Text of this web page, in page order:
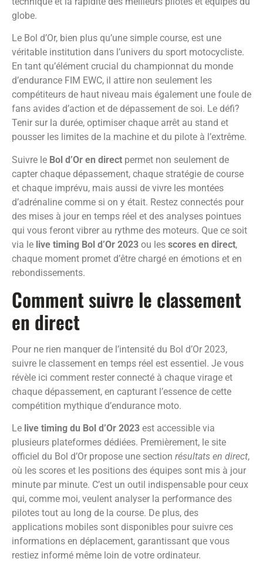
globe.
Le Bol d’Or, bien plus qu’une simple course, est une
véritable institution dans l’univers du sport motocycliste.
En tant qu’élément crucial du championnat du monde
d’endurance FIM EWC, il attire non seulement les
compétiteurs de haut niveau mais également une foule de
fans avides d’action et de dépassement de soi. Le défi?
Tenir sur la durée, optimiser chaque arrêt au stand et
pousser les limites de la machine et du pilote à l’extrême.
Suivre le Bol d’Or en direct permet non seulement de
capter chaque dépassement, chaque stratégie de course
et chaque imprévu, mais aussi de vivre les montées
d’adrénaline comme si on y était. Restez connectés pour
des mises à jour en temps réel et des analyses pointues
qui vous feront vibrer au rythme des moteurs. Que ce soit
via le live timing Bol d’Or 2023 ou les scores en direct,
chaque moment promet d’être chargé en émotions et en
rebondissements.
Comment suivre le classement
en direct
Pour ne rien manquer de l’intensité du Bol d’Or 2023,
suivre le classement en temps réel est essentiel. Je vous
révèle ici comment rester connecté à chaque virage et
chaque dépassement, en capturant l’essence de cette
compétition mythique d’endurance moto.
Le live timing du Bol d’Or 2023 est accessible via
plusieurs plateformes dédiées. Premièrement, le site
officiel du Bol d’Or propose une section résultats en direct,
où les scores et les positions des équipes sont mis à jour
minute par minute. C’est un outil indispensable pour ceux
qui, comme moi, veulent analyser la performance des
pilotes tout au long de la course. De plus, des
applications mobiles sont disponibles pour suivre ces
informations en déplacement, garantissant que vous
restiez informé même loin de votre ordinateur.